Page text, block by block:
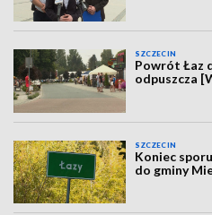
SZCZECIN
Powrót Łaz
odpuszcza
SZCZECIN
Koniec
do gminy